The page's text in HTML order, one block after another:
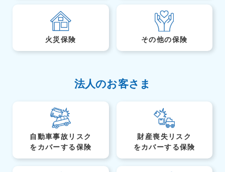
火災保険 その他の保険
法人のお客さま
自動車事故リスク
をカバーする保険
財産喪失リスク
をカバーする保険